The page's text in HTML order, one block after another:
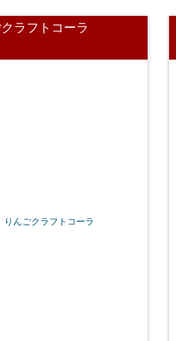
ラフトコーラ